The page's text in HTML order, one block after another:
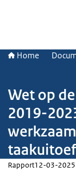
Home
Wet op
2019-
Rapport12-03-2025